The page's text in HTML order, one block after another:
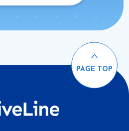
PAGE TOP